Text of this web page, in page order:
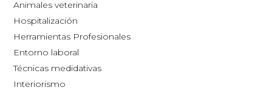
página
Animales veterinaria
Hospitalización
Herramientas Profesionales
Entorno laboral
Técnicas medidativas
Interiorismo